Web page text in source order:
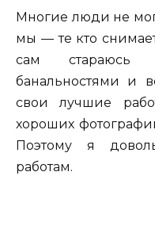
Многие люди не
мы — те кто
сам стараюсь
банальностями и
свои лучшие
хороших
Поэтому я
работам.